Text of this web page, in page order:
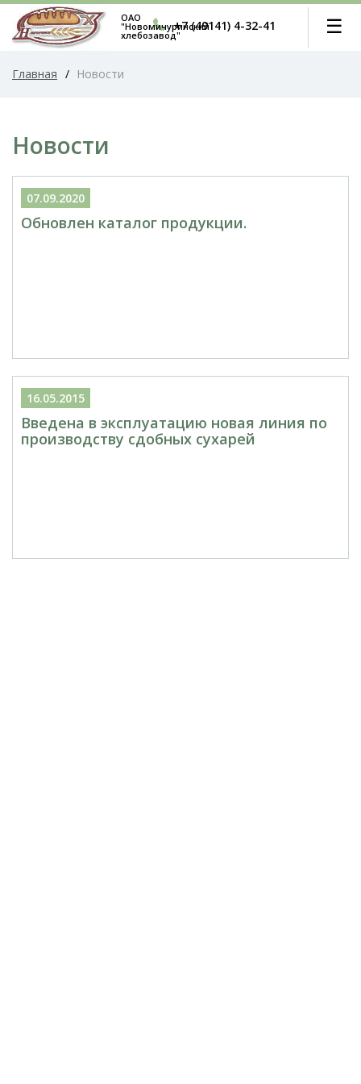
ОАО
"Новомичуринский
хлебозавод"
+7 (49141) 4-32-41 ☰
Главная / Новости
Новости
07.09.2020
Обновлен каталог продукции.
16.05.2015
Введена в эксплуатацию новая линия по
производству сдобных сухарей